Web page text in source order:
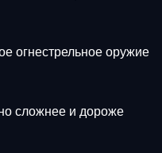
огнестрельное оружие
сложнее и дороже